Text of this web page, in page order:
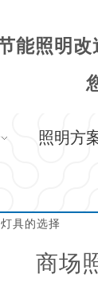
能照明改
照明方
具的选择
商场